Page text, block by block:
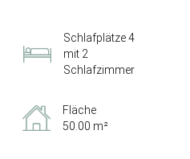
Schlafplätze 4
mit 2
Schlafzimmer
Fläche
50.00 m²